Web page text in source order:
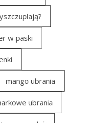
w paski
mango ubrania
ubrania